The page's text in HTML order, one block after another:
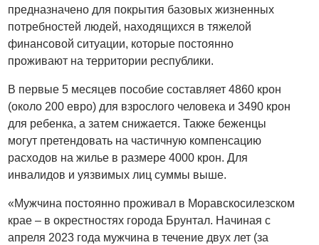
предназначено для покрытия базовых жизненных
потребностей людей, находящихся в тяжелой
финансовой ситуации, которые постоянно
проживают на территории республики.
В первые 5 месяцев пособие составляет 4860 крон
(около 200 евро) для взрослого человека и 3490 крон
для ребенка, а затем снижается. Также беженцы
могут претендовать на частичную компенсацию
расходов на жилье в размере 4000 крон. Для
инвалидов и уязвимых лиц суммы выше.
«Мужчина постоянно проживал в Моравскосилезском
крае – в окрестностях города Брунтал. Начиная с
апреля 2023 года мужчина в течение двух лет (за